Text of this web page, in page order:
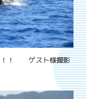
！！ ゲスト様撮影